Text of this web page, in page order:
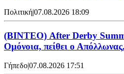
Πολιτική|07.08.2026 18:09
(ΒΙΝΤΕΟ) After Derby
Ομόνοια, πείθει ο
Γήπεδο|07.08.2026 17:51